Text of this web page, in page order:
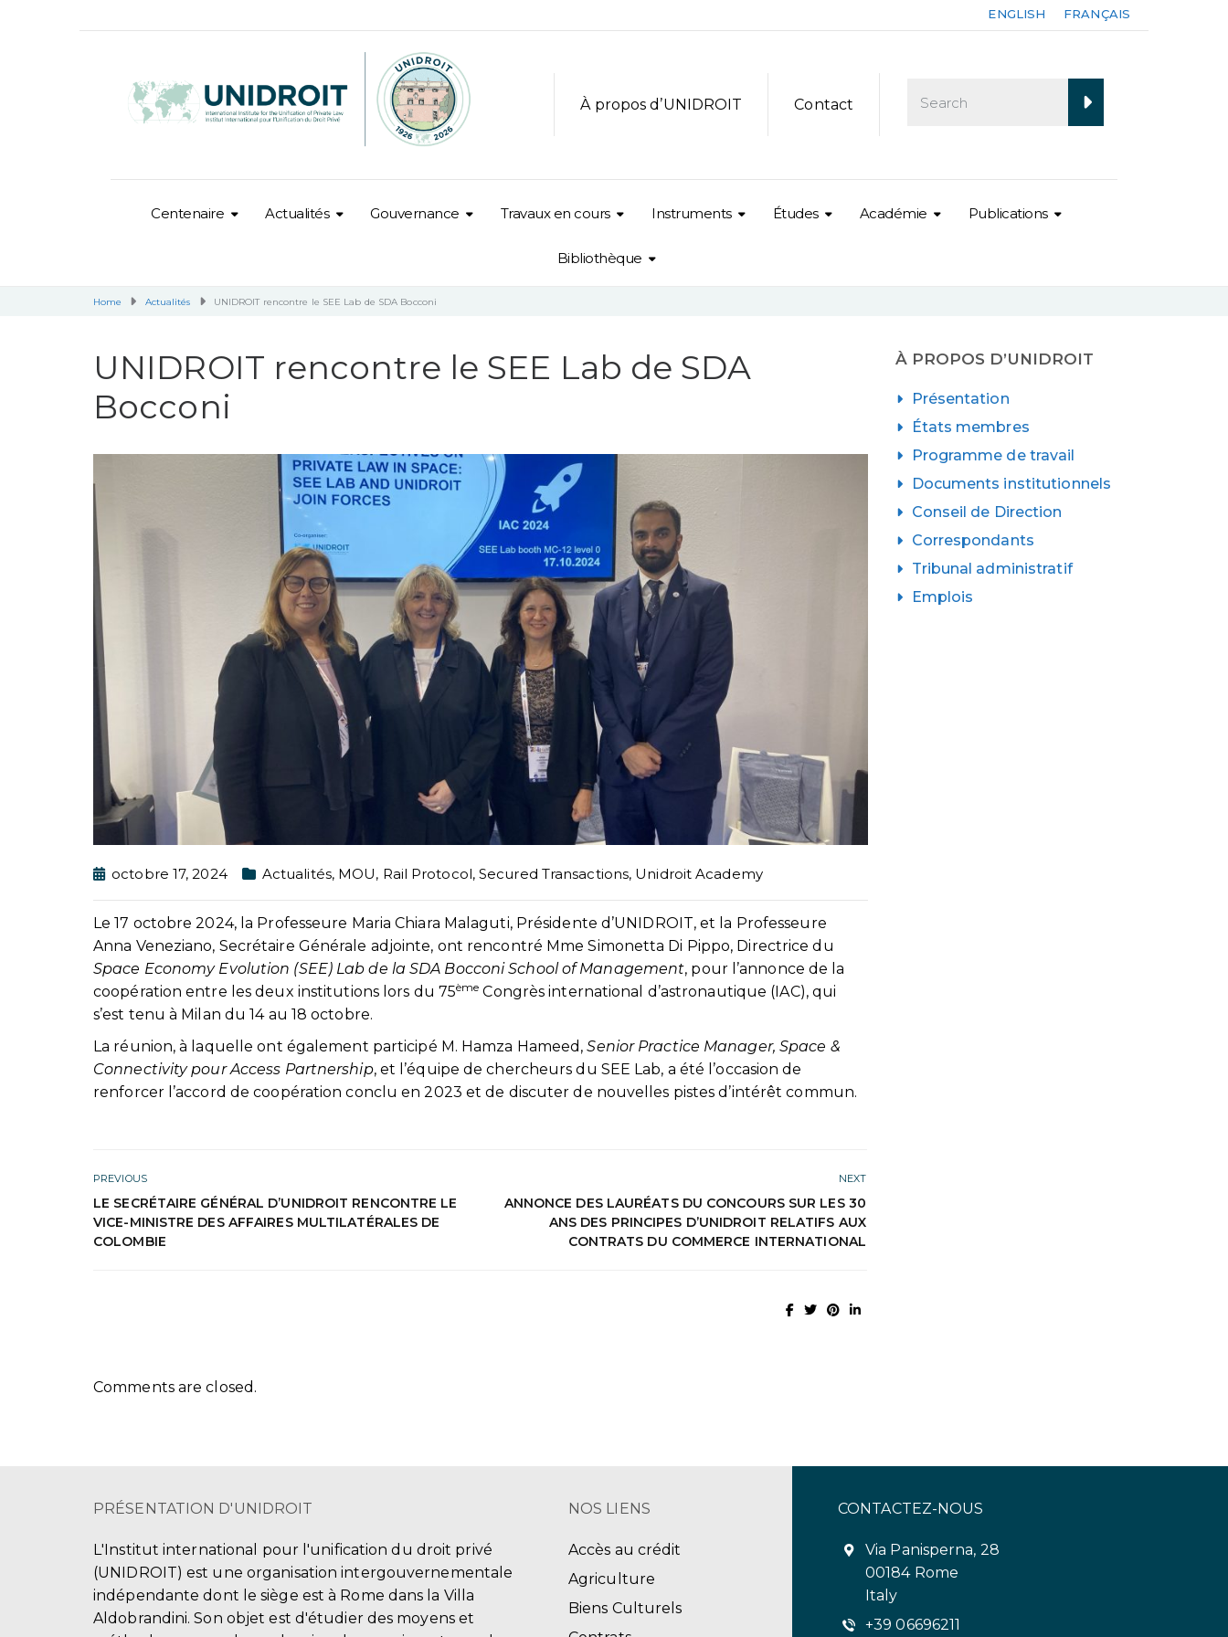
ENGLISH FRANÇAIS
À propos d’UNIDROIT Contact
Centenaire Actualités Gouvernance Travaux en cours Instruments Études Académie Publications
Bibliothèque
Home Actualités UNIDROIT rencontre le SEE Lab de SDA Bocconi
UNIDROIT rencontre le SEE Lab de SDA
Bocconi
octobre 17, 2024 Actualités, MOU, Rail Protocol,Secured Transactions, Unidroit Academy
Le 17 octobre 2024, la Professeure Maria Chiara Malaguti, Présidente d’UNIDROIT, et la Professeure
Anna Veneziano, Secrétaire Générale adjointe, ont rencontré Mme Simonetta Di Pippo, Directrice du
Space Economy Evolution (SEE) Lab de la SDA Bocconi School of Management, pour l’annonce de la
coopération entre les deux institutions lors du 75ème Congrès international d’astronautique (IAC), qui
s’est tenu à Milan du 14 au 18 octobre.
La réunion, à laquelle ont également participé M. Hamza Hameed,Senior Practice Manager, Space &
Connectivity pour Access Partnership, et l’équipe de chercheurs du SEE Lab, a été l’occasion de
renforcer l’accord de coopération conclu en 2023 et de discuter de nouvelles pistes d’intérêt commun.
PREVIOUS
LE SECRÉTAIRE GÉNÉRAL D’UNIDROIT RENCONTRE LE
VICE-MINISTRE DES AFFAIRES MULTILATÉRALES DE
COLOMBIE
NEXT
ANNONCE DES LAURÉATS DU CONCOURS SUR LES 30
ANS DES PRINCIPES D’UNIDROIT RELATIFS AUX
CONTRATS DU COMMERCE INTERNATIONAL
Comments are closed.
À PROPOS D’UNIDROIT
Présentation
États membres
Programme de travail
Documents institutionnels
Conseil de Direction
Correspondants
Tribunal administratif
Emplois
PRÉSENTATION D'UNIDROIT
L'Institut international pour l'unification du droit privé
(UNIDROIT) est une organisation intergouvernementale
indépendante dont le siège est à Rome dans la Villa
Aldobrandini. Son objet est d'étudier des moyens et
NOS LIENS
Accès au crédit
Agriculture
Biens Culturels
CONTACTEZ-NOUS
Via Panisperna, 28
00184 Rome
Italy
+39 06696211